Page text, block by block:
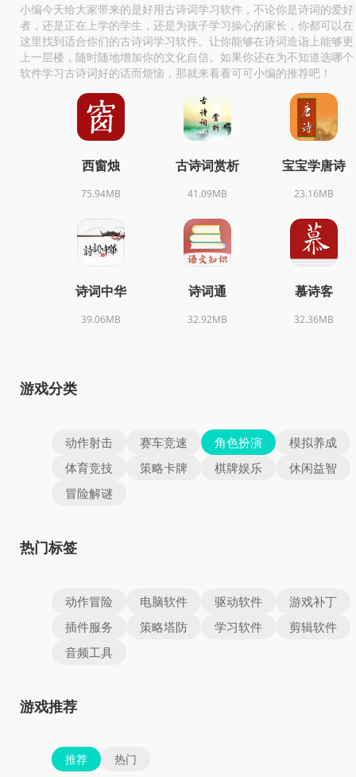
小编今天给大家带来的是好用古诗词学习软件，不论你是诗词的爱好
者，还是正在上学的学生，还是为孩子学习操心的家长，你都可以在
这里找到适合你们的古诗词学习软件。让你能够在诗词造诣上能够更
上一层楼，随时随地增加你的文化自信。如果你还在为不知道选哪个
软件学习古诗词好的话而烦恼，那就来看看可可小编的推荐吧！
西窗烛
75.94MB
古诗词赏析
41.09MB
宝宝学唐诗
23.16MB
诗词中华
39.06MB
诗词通
32.92MB
慕诗客
32.36MB
游戏分类
动作射击 赛车竞速 角色扮演
模拟养成
体育竞技
策略卡牌 棋牌娱乐
休闲益智
冒险解谜
热门标签
动作冒险 电脑软件 驱动软件
游戏补丁
插件服务
策略塔防 学习软件
剪辑软件
音频工具
游戏推荐
推荐 热门